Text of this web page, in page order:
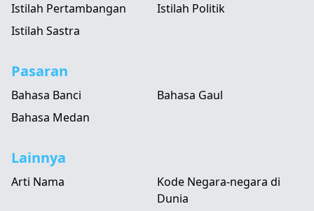
Istilah Pertambangan
Istilah Politik
Istilah Sastra
Pasaran
Bahasa Banci
Bahasa Gaul
Bahasa Medan
Lainnya
Arti Nama
Kode Negara-negara di
Dunia